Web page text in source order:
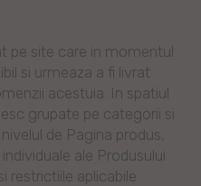
pe site care in momentul
si urmeaza a fi livrat
acestuia. In spatiul
grupate pe categorii si
de Pagina produs,
ale Produsului
restrictiile aplicabile